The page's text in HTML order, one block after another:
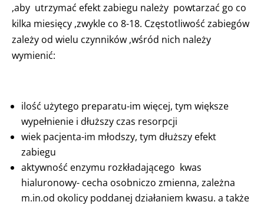
,aby utrzymać efekt zabiegu należy powtarzać go co
kilka miesięcy ,zwykle co 8-18. Częstotliwość zabiegów
zależy od wielu czynników ,wśród nich należy
wymienić:
ilość użytego preparatu-im więcej, tym większe
wypełnienie i dłuższy czas resorpcji
wiek pacjenta-im młodszy, tym dłuższy efekt
zabiegu
aktywność enzymu rozkładającego kwas
hialuronowy- cecha osobniczo zmienna, zależna
m.in.od okolicy poddanej działaniem kwasu. a także